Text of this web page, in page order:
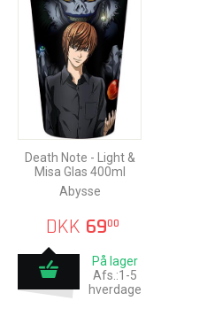
Death Note - Light &
Misa Glas 400ml
Abysse
DKK 6900
På lager
Afs.:1-5
hverdage